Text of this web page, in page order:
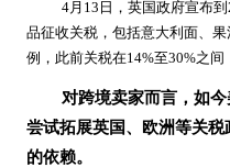
4月13日，英国政府宣布
品征收关税，包括意大利面、
例，此前关税在14%至30%之间
对跨境卖家而言，如
尝试拓展英国、欧洲等关
的依赖。